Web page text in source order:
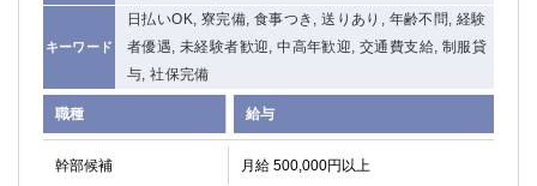
キーワード
日払いOK, 寮完備, 食事つき, 送りあり, 年齢不問, 経験
者優遇, 未経験者歓迎, 中高年歓迎, 交通費支給, 制服貸
与, 社保完備
職種 給与
幹部候補 月給 500,000円以上